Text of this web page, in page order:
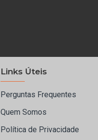
Links Úteis
Perguntas Frequentes
Quem Somos
Política de Privacidade